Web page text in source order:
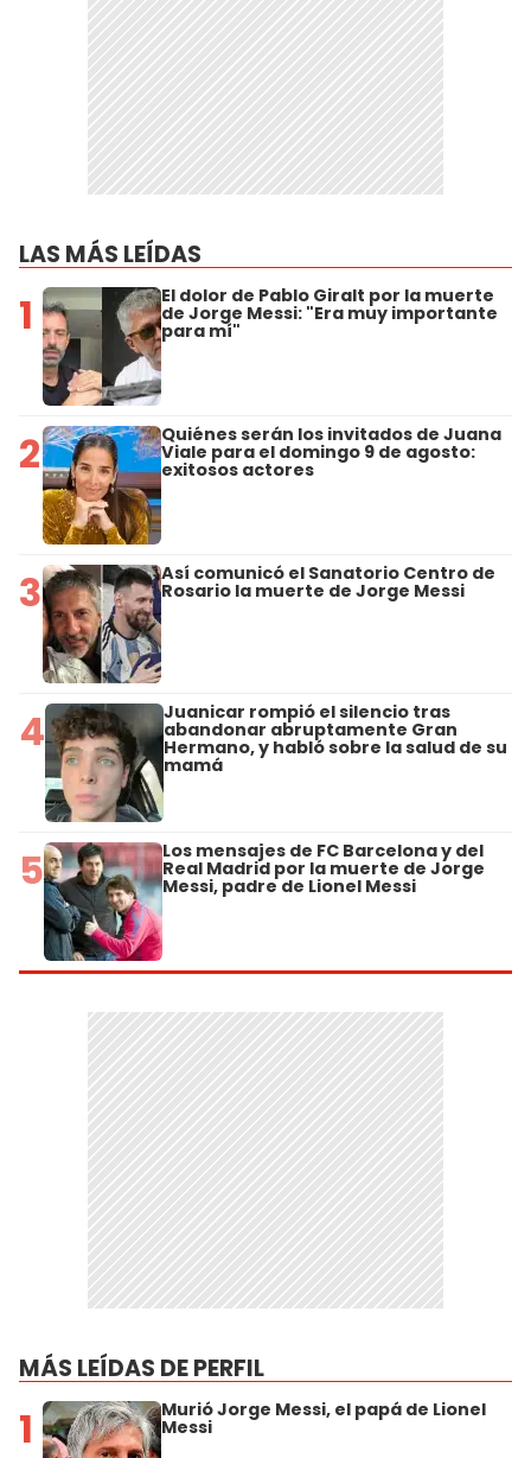
LAS MÁS LEÍDAS
1 El dolor de Pablo Giralt por la muerte
de Jorge Messi: "Era muy importante
para mí"
2 Quiénes serán los invitados de Juana
Viale para el domingo 9 de agosto:
exitosos actores
3 Así comunicó el Sanatorio Centro de
Rosario la muerte de Jorge Messi
4 Juanicar rompió el silencio tras
abandonar abruptamente Gran
Hermano, y habló sobre la salud de su
mamá
5 Los mensajes de FC Barcelona y del
Real Madrid por la muerte de Jorge
Messi, padre de Lionel Messi
MÁS LEÍDAS DE PERFIL
1 Murió Jorge Messi, el papá de Lionel
Messi